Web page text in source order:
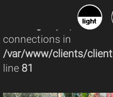
:
connections in
/var/www/clients/
line 81